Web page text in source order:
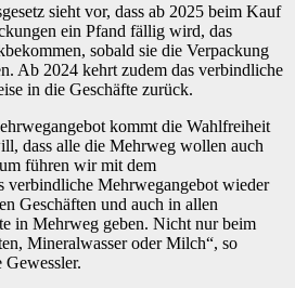
sieht vor, dass ab 2025 beim Kauf
ein Pfand fällig wird, das
sobald sie die Verpackung
Ab 2024 kehrt zudem das verbindliche
in die Geschäfte zurück.
kommt die Wahlfreiheit
dass alle die Mehrweg wollen auch
führen wir mit dem
verbindliche Mehrwegangebot wieder
Geschäften und auch in allen
in Mehrweg geben. Nicht nur beim
Mineralwasser oder Milch“, so